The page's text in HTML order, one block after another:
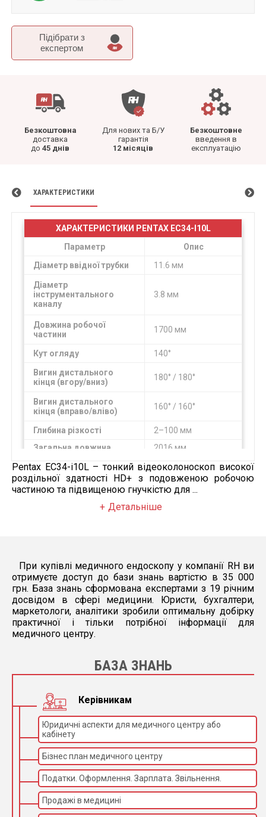
Підібрати з
експертом
Безкоштовна
доставка
до 45 днів
Для нових та Б/У
гарантія
12 місяців
Безкоштовне
введення в
експлуатацію
ХАРАКТЕРИСТИКИ
ХАРАКТЕРИСТИКИ PENTAX EC34-I10L
Параметр
Опис
Діаметр ввідної трубки
11.6 мм
Діаметр
інструментального
каналу
3.8 мм
Довжина робочої
частини
1700 мм
Кут огляду
140°
Вигин дистального
кінця (вгору/вниз)
180° / 180°
Вигин дистального
кінця (вправо/вліво)
160° / 160°
Глибина різкості
2–100 мм
Загальна довжина
2016 мм
Pentax EC34-i10L – тонкий відеоколоноскоп високої
роздільної здатності HD+ з подовженою робочою
частиною та підвищеною гнучкістю для ...
Детальніше
При купівлі медичного ендоскопу у компанії RH ви
отримуєте доступ до бази знань вартістю в 35 000
грн. База знань сформована експертами з 19 річним
досвідом в сфері медицини. Юристи, бухгалтери,
маркетологи, аналітики зробили оптимальну добірку
практичної і тільки потрібної інформації для
медичного центру.
БАЗА ЗНАНЬ
Керівникам
Юридичні аспекти для медичного центру або
кабінету
Бізнес план медичного центру
Податки. Оформлення. Зарплата. Звільнення.
Продажі в медицині